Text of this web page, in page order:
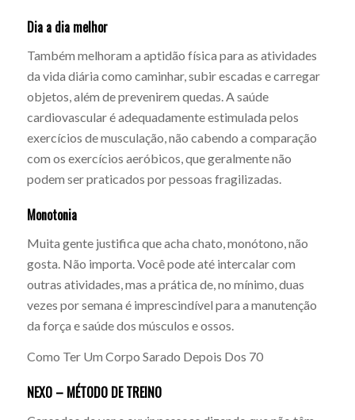
Dia a dia melhor
Também melhoram a aptidão física para as atividades
da vida diária como caminhar, subir escadas e carregar
objetos, além de prevenirem quedas. A saúde
cardiovascular é adequadamente estimulada pelos
exercícios de musculação, não cabendo a comparação
com os exercícios aeróbicos, que geralmente não
podem ser praticados por pessoas fragilizadas.
Monotonia
Muita gente justifica que acha chato, monótono, não
gosta. Não importa. Você pode até intercalar com
outras atividades, mas a prática de, no mínimo, duas
vezes por semana é imprescindível para a manutenção
da força e saúde dos músculos e ossos.
Como Ter Um Corpo Sarado Depois Dos 70
NEXO – MÉTODO DE TREINO